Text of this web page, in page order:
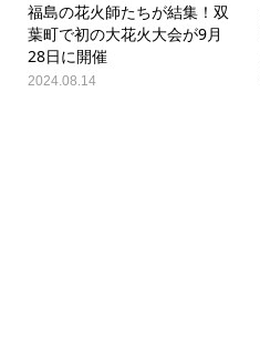
福島の花火師たちが結集！双
葉町で初の大花火大会が9月
28日に開催
2024.08.14